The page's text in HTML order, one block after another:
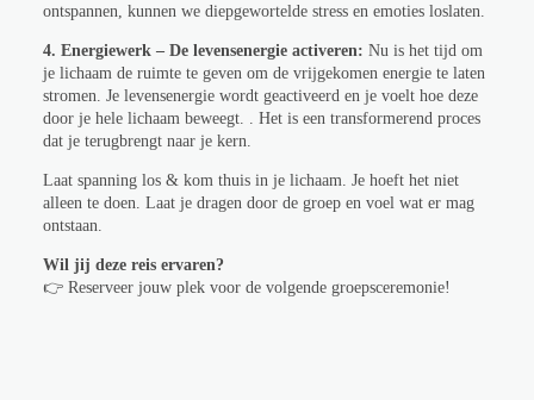
ontspannen, kunnen we diepgewortelde stress en emoties loslaten.
4. Energiewerk – De levensenergie activeren: Nu is het tijd om
je lichaam de ruimte te geven om de vrijgekomen energie te laten
stromen. Je levensenergie wordt geactiveerd en je voelt hoe deze
door je hele lichaam beweegt. . Het is een transformerend proces
dat je terugbrengt naar je kern.
Laat spanning los & kom thuis in je lichaam. Je hoeft het niet
alleen te doen. Laat je dragen door de groep en voel wat er mag
ontstaan.
Wil jij deze reis ervaren?
👉 Reserveer jouw plek voor de volgende groepsceremonie!